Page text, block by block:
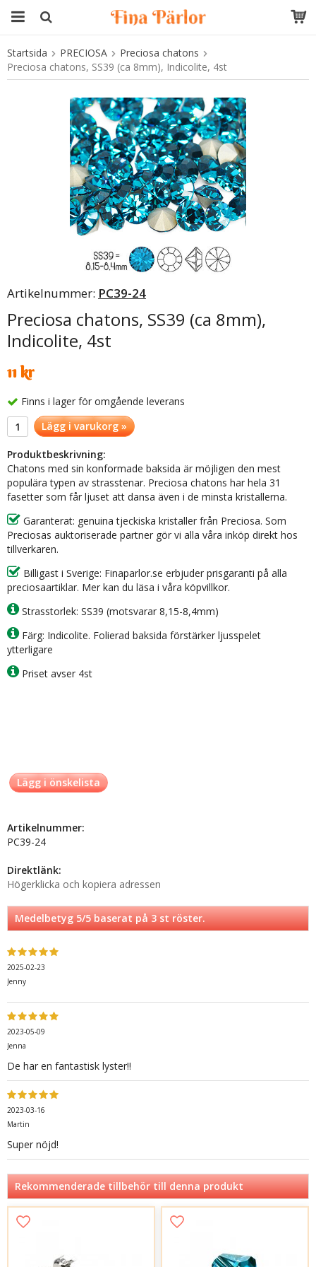
Produkten har blivit tillagd i varukorgen
Startsida PRECIOSA
Preciosa chatons
Preciosa chatons, SS39 (ca 8mm), Indicolite, 4st
Artikelnummer: PC39-24
Preciosa chatons, SS39 (ca 8mm),
Indicolite, 4st
11 kr
Finns i lager för omgående leverans
Lägg i varukorg »
Produktbeskrivning:
Chatons med sin konformade baksida är möjligen den mest
populära typen av strasstenar. Preciosa chatons har hela 31
fasetter som får ljuset att dansa även i de minsta kristallerna.
Garanterat: genuina tjeckiska kristaller från Preciosa. Som
Preciosas auktoriserade partner gör vi alla våra inköp direkt hos
tillverkaren.
Billigast i Sverige: Finaparlor.se erbjuder prisgaranti på alla
preciosaartiklar. Mer kan du läsa i våra köpvillkor.
Strasstorlek: SS39 (motsvarar 8,15-8,4mm)
Färg: Indicolite. Folierad baksida förstärker ljusspelet
ytterligare
Priset avser 4st
Lägg i önskelista
Artikelnummer:
PC39-24
Direktlänk:
Högerklicka och kopiera adressen
Medelbetyg5/5 baserat på3st röster.
2025-02-23
Jenny
2023-05-09
Jenna
De har en fantastisk lyster!!
2023-03-16
Martin
Super nöjd!
Rekommenderade tillbehör till denna produkt